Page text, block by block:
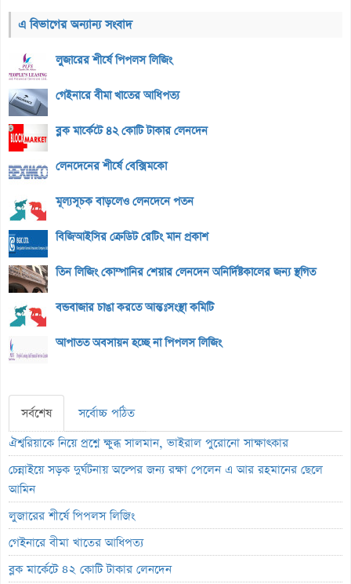
এ বিভাগের অন্যান্য সংবাদ
লুজারের শীর্ষে পিপলস লিজিং
গেইনারে বীমা খাতের আধিপত্য
ব্লক মার্কেটে ৪২ কোটি টাকার লেনদেন
লেনদেনের শীর্ষে বেক্সিমকো
মূল্যসূচক বাড়লেও লেনদেনে পতন
বিজিআইসির ক্রেডিট রেটিং মান প্রকাশ
তিন লিজিং কোম্পানির শেয়ার লেনদেন অনির্দিষ্টকালের জন্য স্থগিত
বন্ডবাজার চাঙা করতে আন্তঃসংস্থা কমিটি
আপাতত অবসায়ন হচ্ছে না পিপলস লিজিং
সর্বশেষ
সর্বোচ্চ পঠিত
ঐশ্বরিয়াকে নিয়ে প্রশ্নে ক্ষুব্ধ সালমান, ভাইরাল পুরোনো সাক্ষাৎকার
চেন্নাইয়ে সড়ক দুর্ঘটনায় অল্পের জন্য রক্ষা পেলেন এ আর রহমানের ছেলে
আমিন
লুজারের শীর্ষে পিপলস লিজিং
গেইনারে বীমা খাতের আধিপত্য
ব্লক মার্কেটে ৪২ কোটি টাকার লেনদেন